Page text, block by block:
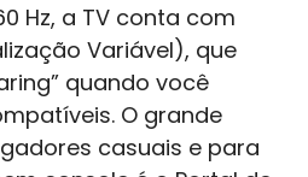
Hz, a TV conta com
Variável), que
quando você
O grande
casuais e para